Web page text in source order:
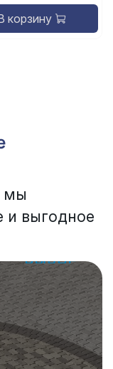
корзину
мы
и выгодное